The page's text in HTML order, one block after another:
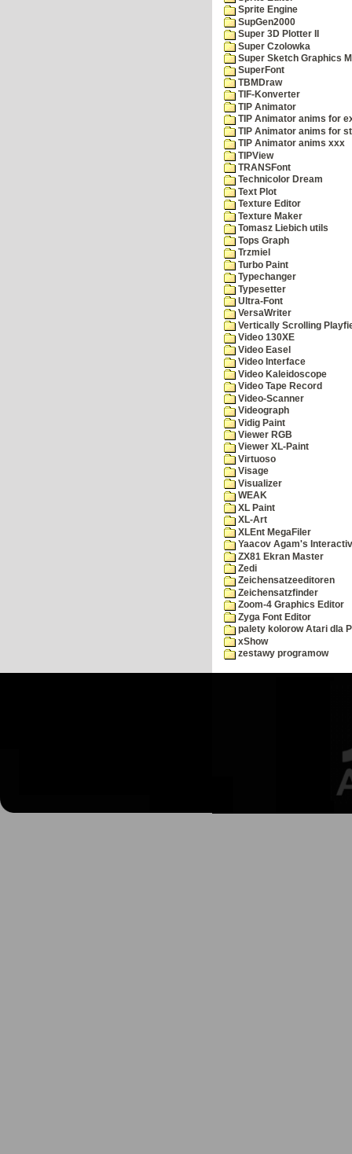
Sprite Engine
SupGen2000
Super 3D Plotter II
Super Czolowka
Super Sketch Graphics
SuperFont
TBMDraw
TIF-Konverter
TIP Animator
TIP Animator anims for
TIP Animator anims for
TIP Animator anims xxx
TIPView
TRANSFont
Technicolor Dream
Text Plot
Texture Editor
Texture Maker
Tomasz Liebich utils
Tops Graph
Trzmiel
Turbo Paint
Typechanger
Typesetter
Ultra-Font
VersaWriter
Vertically Scrolling
Video 130XE
Video Easel
Video Interface
Video Kaleidoscope
Video Tape Record
Video-Scanner
Videograph
Vidig Paint
Viewer RGB
Viewer XL-Paint
Virtuoso
Visage
Visualizer
WEAK
XL Paint
XL-Art
XLEnt MegaFiler
Yaacov Agam's
ZX81 Ekran Master
Zedi
Zeichensatzeeditoren
Zeichensatzfinder
Zoom-4 Graphics Editor
Zyga Font Editor
palety kolorow Atari dla
xShow
zestawy programow